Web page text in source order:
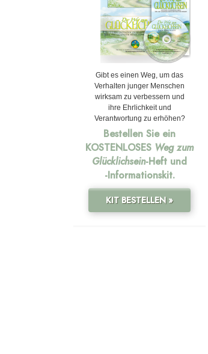
Gibt es einen Weg, um das
Verhalten junger Menschen
wirksam zu verbessern und
ihre Ehrlichkeit und
Verantwortung zu erhöhen?
Bestellen Sie ein
KOSTENLOSES Weg zum
Glücklichsein-Heft und
-Informationskit.
KIT BESTELLEN »